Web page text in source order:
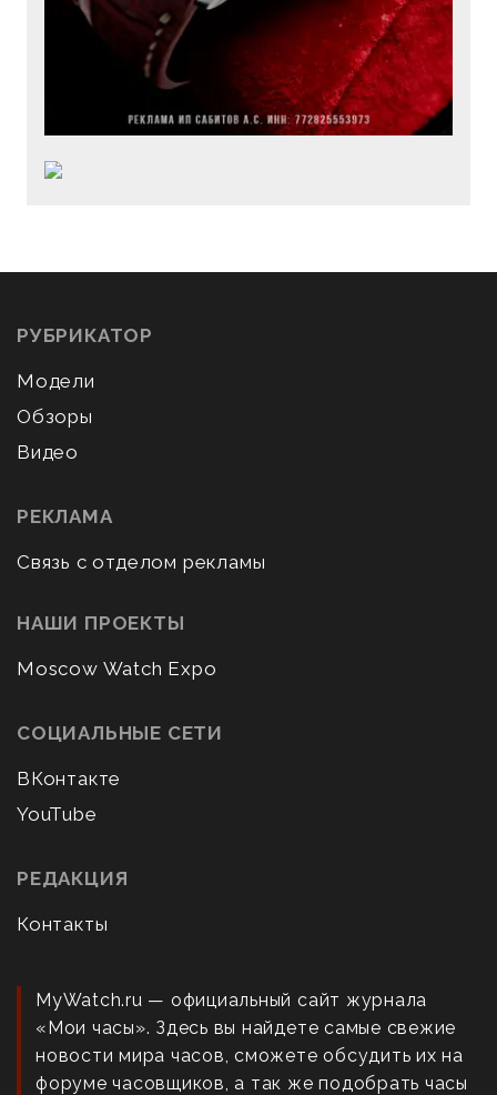
РУБРИКАТОР
Модели
Обзоры
Видео
РЕКЛАМА
Связь с отделом рекламы
НАШИ ПРОЕКТЫ
Moscow Watch Expo
СОЦИАЛЬНЫЕ СЕТИ
ВКонтакте
YouTube
РЕДАКЦИЯ
Контакты
MyWatch.ru — официальный сайт журнала
«Мои часы». Здесь вы найдете самые свежие
новости мира часов, сможете обсудить их на
форуме часовщиков, а так же подобрать часы